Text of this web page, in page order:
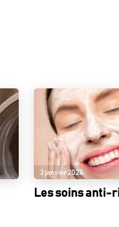
3 janvier 2024
Les soins anti-